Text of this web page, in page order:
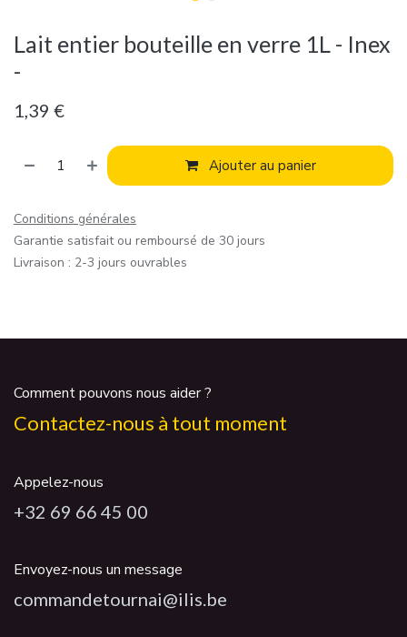
Lait entier bouteille en verre 1L - Inex
-
1,39 €
Ajouter au panier
Conditions générales
Garantie satisfait ou remboursé de 30 jours
Livraison : 2-3 jours ouvrables
Comment pouvons nous aider ?
Contactez-nous à tout moment
Appelez-nous
+32 69 66 45 00
Envoyez-nous un message
commandetournai@ilis.be